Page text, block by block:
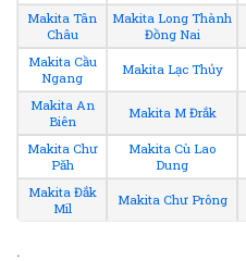
Makita Tân
Châu
Makita Long Thành
Đồng Nai
Makita Cầu
Ngang
Makita Lạc Thủy
Makita An
Biên
Makita M Đrắk
Makita Chư
Păh
Makita Cù Lao
Dung
Makita Đắk
Mil
Makita Chư Prông
.